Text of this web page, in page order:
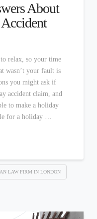
About
relax, so your time
wasn’t your fault is
you might ask if
accident claim, and
to make a holiday
for a holiday …
LAW FIRM IN LONDON